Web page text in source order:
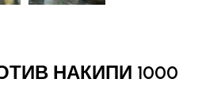
НАКИПИ 1000